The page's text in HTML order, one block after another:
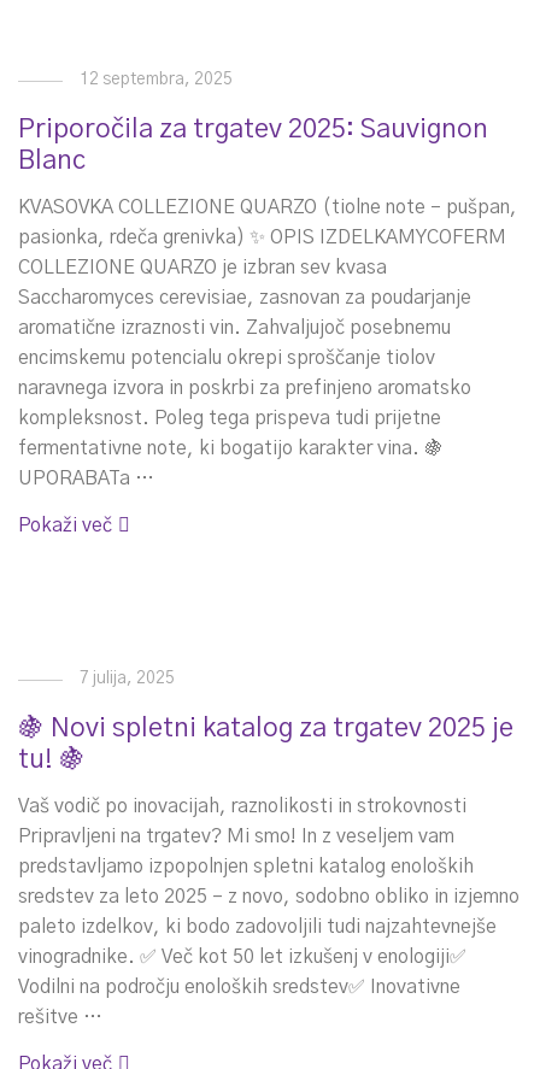
12 septembra, 2025
Priporočila za trgatev 2025: Sauvignon
Blanc
KVASOVKA COLLEZIONE QUARZO (tiolne note – pušpan,
pasionka, rdeča grenivka) ✨ OPIS IZDELKAMYCOFERM
COLLEZIONE QUARZO je izbran sev kvasa
Saccharomyces cerevisiae, zasnovan za poudarjanje
aromatične izraznosti vin. Zahvaljujoč posebnemu
encimskemu potencialu okrepi sproščanje tiolov
naravnega izvora in poskrbi za prefinjeno aromatsko
kompleksnost. Poleg tega prispeva tudi prijetne
fermentativne note, ki bogatijo karakter vina. 🍇
UPORABATa …
Pokaži več
7 julija, 2025
🍇 Novi spletni katalog za trgatev 2025 je
tu! 🍇
Vaš vodič po inovacijah, raznolikosti in strokovnosti
Pripravljeni na trgatev? Mi smo! In z veseljem vam
predstavljamo izpopolnjen spletni katalog enoloških
sredstev za leto 2025 – z novo, sodobno obliko in izjemno
paleto izdelkov, ki bodo zadovoljili tudi najzahtevnejše
vinogradnike. ✅ Več kot 50 let izkušenj v enologiji✅
Vodilni na področju enoloških sredstev✅ Inovativne
rešitve …
Pokaži več